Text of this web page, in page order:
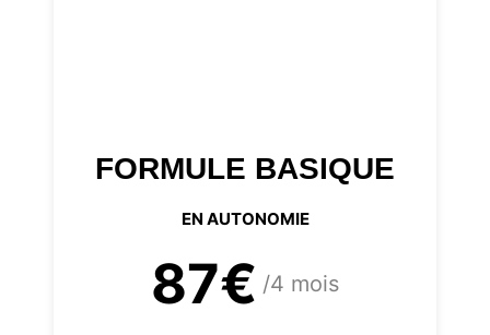
FORMULE BASIQUE
EN AUTONOMIE
87€ /4 mois